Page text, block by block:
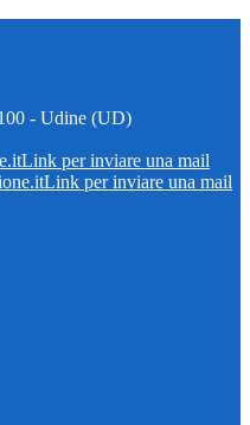
- Udine (UD)
Link per inviare una mail
Link per inviare una mail